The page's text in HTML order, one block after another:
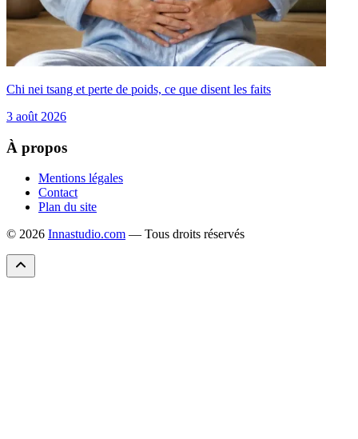
Chi nei tsang et perte de poids, ce que disent les faits
3 août 2026
À propos
Mentions légales
Contact
Plan du site
© 2026 Innastudio.com — Tous droits réservés